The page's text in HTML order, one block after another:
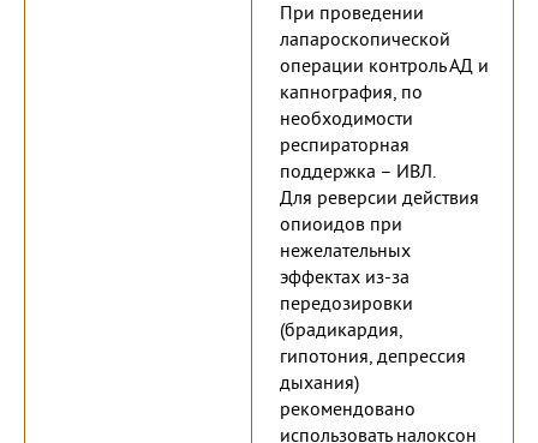
При проведении
лапароскопической
операции контроль АД и
капнография, по
необходимости
респираторная
поддержка – ИВЛ.
Для реверсии действия
опиоидов при
нежелательных
эффектах из-за
передозировки
(брадикардия,
гипотония, депрессия
дыхания)
рекомендовано
использовать налоксон